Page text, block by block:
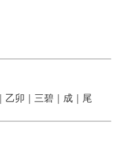
｜乙卯｜三碧｜成｜尾